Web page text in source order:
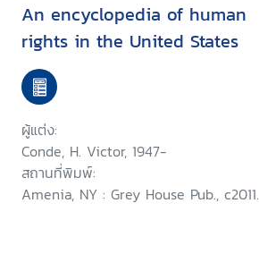
An encyclopedia of human
rights in the United States
ผู้แต่ง:
Conde, H. Victor, 1947-
สถานที่พิมพ์:
Amenia, NY : Grey House Pub., c2011.